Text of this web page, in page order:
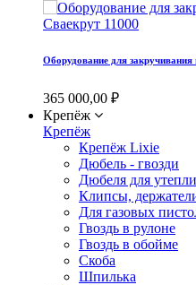
Оборудование для
365 000,00 ₽
Крепёж
Крепёж
Крепёж Lixie
Дюбель - гвозди
Дюбеля для
Клипсы,
Для газовых
Гвоздь в рулоне
Гвоздь в обойме
Скоба
Шпилька